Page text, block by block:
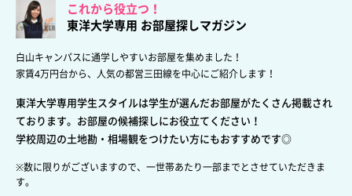
これから役立つ！
東洋大学専用 お部屋探しマガジン
白山キャンパスに通学しやすいお部屋を集めました！
家賃4万円台から、人気の都営三田線を中心にご紹介します！
東洋大学専用学生スタイルは学生が選んだお部屋がたくさん掲載され
ております。お部屋の候補探しにお役立てください！
学校周辺の土地勘・相場観をつけたい方にもおすすめです◎
※数に限りがございますので、一世帯あたり一部までとさせていただきま
す。